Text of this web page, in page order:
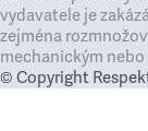
vydavatele je
zejména
mechanickým
© Copyright